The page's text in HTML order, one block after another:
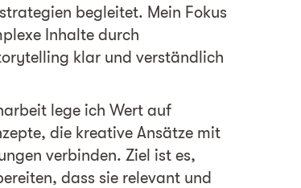
begleitet. Mein Fokus
Inhalte durch
klar und verständlich
lege ich Wert auf
die kreative Ansätze mit
verbinden. Ziel ist es,
dass sie relevant und